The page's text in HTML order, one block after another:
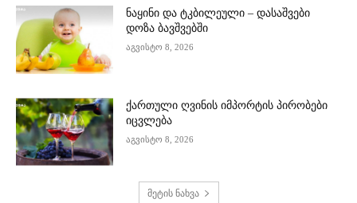
ნაყინი და ტკბილეული – დასაშვები
დოზა ბავშვებში
აგვისტო 8, 2026
ქართული ღვინის იმპორტის პირობები
იცვლება
აგვისტო 8, 2026
მეტის ნახვა